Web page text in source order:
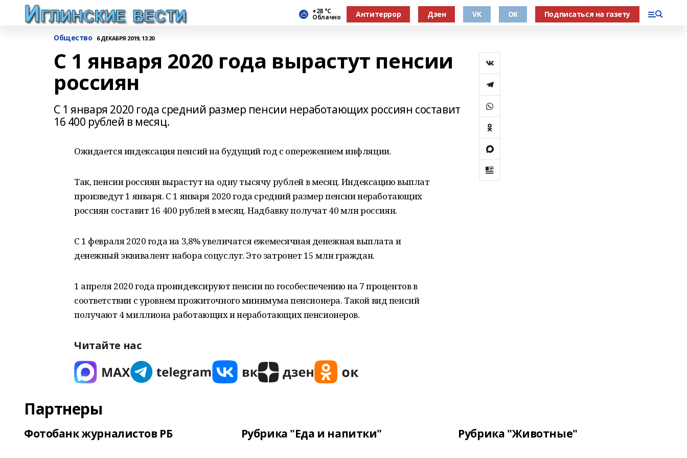
+28 °С
Облачно Антитеррор Дзен VK OK Подписаться на газету
Общество 6 ДЕКАБРЯ 2019, 13:20
С 1 января 2020 года вырастут пенсии
россиян
С 1 января 2020 года средний размер пенсии неработающих россиян составит
16 400 рублей в месяц.
Ожидается индексация пенсий на будущий год с опережением инфляции.
Так, пенсии россиян вырастут на одну тысячу рублей в месяц. Индексацию выплат
произведут 1 января. С 1 января 2020 года средний размер пенсии неработающих
россиян составит 16 400 рублей в месяц. Надбавку получат 40 млн россиян.
С 1 февраля 2020 года на 3,8% увеличатся ежемесячная денежная выплата и
денежный эквивалент набора соцуслуг. Это затронет 15 млн граждан.
1 апреля 2020 года проиндексируют пенсии по гособеспечению на 7 процентов в
соответствии с уровнем прожиточного минимума пенсионера. Такой вид пенсий
получают 4 миллиона работающих и неработающих пенсионеров.
Читайте нас
Партнеры
Фотобанк журналистов РБ Рубрика "Еда и напитки" Рубрика "Животные"